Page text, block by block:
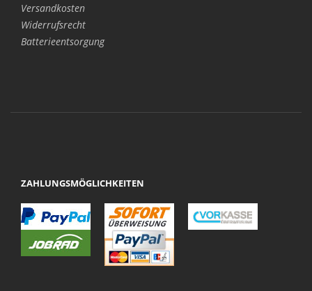
Versandkosten
Widerrufsrecht
Batterieentsorgung
ZAHLUNGSMÖGLICHKEITEN